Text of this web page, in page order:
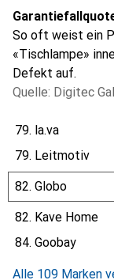
So oft weist ein
«Tischlampe»
Defekt auf.
Quelle: Digitec
79. la.va
79. Leitmotiv
82. Globo
82. Kave Home
84. Goobay
Alle 109 Marken